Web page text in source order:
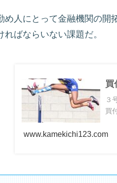
め人にとって金融機関の開
ればならいない課題だ。
買
３
買
www.kamekichi123.com